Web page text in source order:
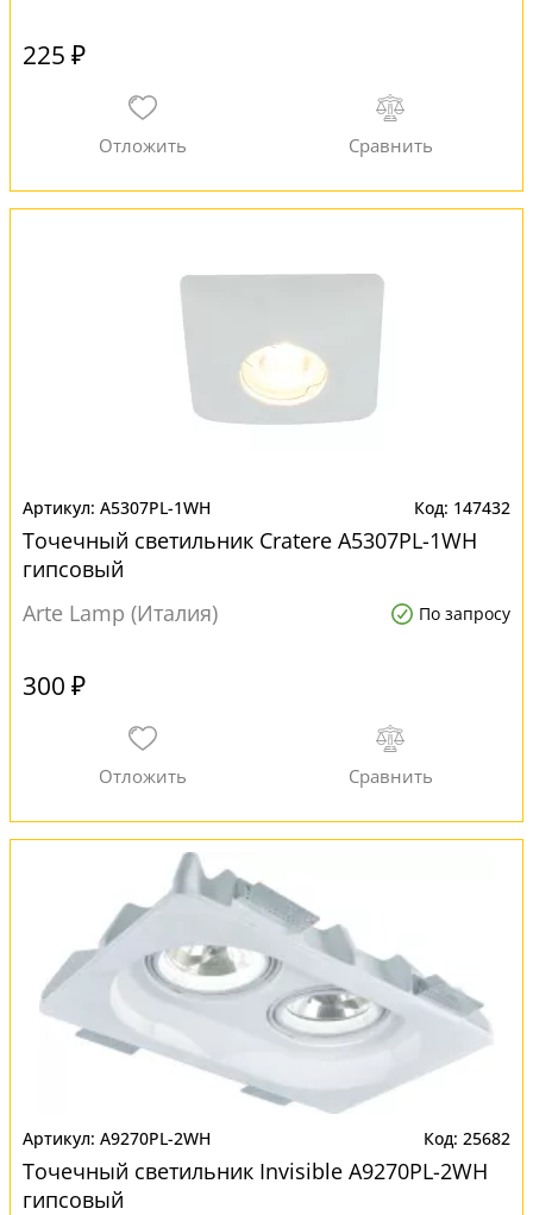
225 ₽
A5307PL-1WH 147432
Точечный светильник Cratere A5307PL-1WH
гипсовый
Arte Lamp (Италия)
По запросу
300 ₽
A9270PL-2WH 25682
Точечный светильник Invisible A9270PL-2WH
гипсовый